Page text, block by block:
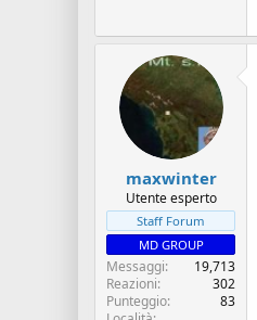
maxwinter
Utente esperto
Staff Forum
MD GROUP
Messaggi
19,713
Reazioni
302
Punteggio
83